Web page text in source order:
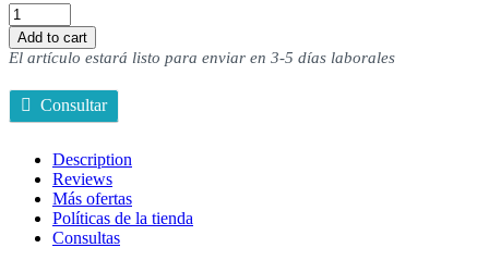
Cargador
tipo
C
KIT
P06
quantity
Add to cart
El artículo estará listo para enviar en 3-5 días laborales
Consultar
Description
Reviews
Más ofertas
Políticas de la tienda
Consultas